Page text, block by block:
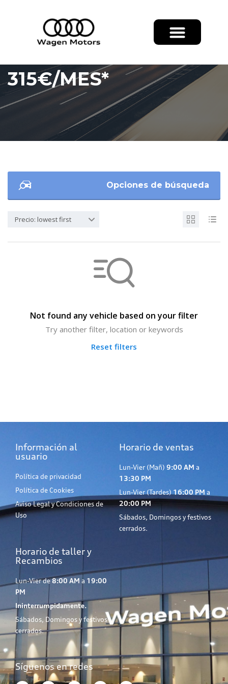
315€/MES*
Opciones de búsqueda
Precio: lowest first
Not found any vehicle based on your filter
Try another filter, location or keywords
Reset filters
Información al
usuario
Política de privacidad
Política de Cookies
Aviso Legal y Condiciones de
Uso
Horario de ventas
Lun-Vier (Mañ) 9:00 AM a
13:30 PM
Lun-Vier (Tardes) 16:00 PM a
20:00 PM
Sábados, Domingos y festivos
cerrados.
Horario de taller y
Recambios
Lun-Vier de8:00 AM a 19:00
PM
Ininterrumpidamente.
Sábados, Domingos y festivos
cerrados.
Síguenos en redes